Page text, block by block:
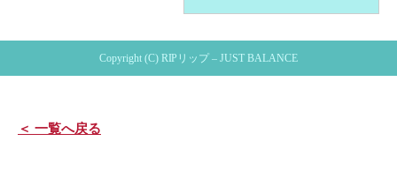
Copyright (C) RIPリップ – JUST BALANCE
＜ 一覧へ戻る